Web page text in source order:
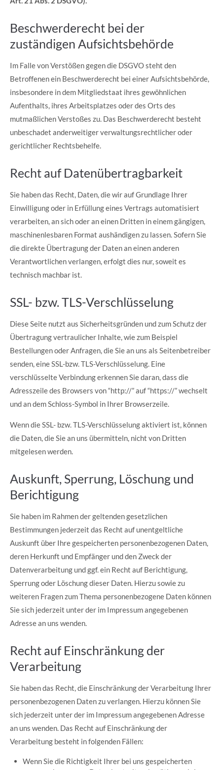
Beschwerderecht bei der
zuständigen Aufsichtsbehörde
Im Falle von Verstößen gegen die DSGVO steht den
Betroffenen ein Beschwerderecht bei einer Aufsichtsbehörde,
insbesondere in dem Mitgliedstaat ihres gewöhnlichen
Aufenthalts, ihres Arbeitsplatzes oder des Orts des
mutmaßlichen Verstoßes zu. Das Beschwerderecht besteht
unbeschadet anderweitiger verwaltungsrechtlicher oder
gerichtlicher Rechtsbehelfe.
Recht auf Datenübertragbarkeit
Sie haben das Recht, Daten, die wir auf Grundlage Ihrer
Einwilligung oder in Erfüllung eines Vertrags automatisiert
verarbeiten, an sich oder an einen Dritten in einem gängigen,
maschinenlesbaren Format aushändigen zu lassen. Sofern Sie
die direkte Übertragung der Daten an einen anderen
Verantwortlichen verlangen, erfolgt dies nur, soweit es
technisch machbar ist.
SSL- bzw. TLS-Verschlüsselung
Diese Seite nutzt aus Sicherheitsgründen und zum Schutz der
Übertragung vertraulicher Inhalte, wie zum Beispiel
Bestellungen oder Anfragen, die Sie an uns als Seitenbetreiber
senden, eine SSL-bzw. TLS-Verschlüsselung. Eine
verschlüsselte Verbindung erkennen Sie daran, dass die
Adresszeile des Browsers von “http://” auf “https://” wechselt
und an dem Schloss-Symbol in Ihrer Browserzeile.
Wenn die SSL- bzw. TLS-Verschlüsselung aktiviert ist, können
die Daten, die Sie an uns übermitteln, nicht von Dritten
mitgelesen werden.
Auskunft, Sperrung, Löschung und
Berichtigung
Sie haben im Rahmen der geltenden gesetzlichen
Bestimmungen jederzeit das Recht auf unentgeltliche
Auskunft über Ihre gespeicherten personenbezogenen Daten,
deren Herkunft und Empfänger und den Zweck der
Datenverarbeitung und ggf. ein Recht auf Berichtigung,
Sperrung oder Löschung dieser Daten. Hierzu sowie zu
weiteren Fragen zum Thema personenbezogene Daten können
Sie sich jederzeit unter der im Impressum angegebenen
Adresse an uns wenden.
Recht auf Einschränkung der
Verarbeitung
Sie haben das Recht, die Einschränkung der Verarbeitung Ihrer
personenbezogenen Daten zu verlangen. Hierzu können Sie
sich jederzeit unter der im Impressum angegebenen Adresse
an uns wenden. Das Recht auf Einschränkung der
Verarbeitung besteht in folgenden Fällen:
Wenn Sie die Richtigkeit Ihrer bei uns gespeicherten